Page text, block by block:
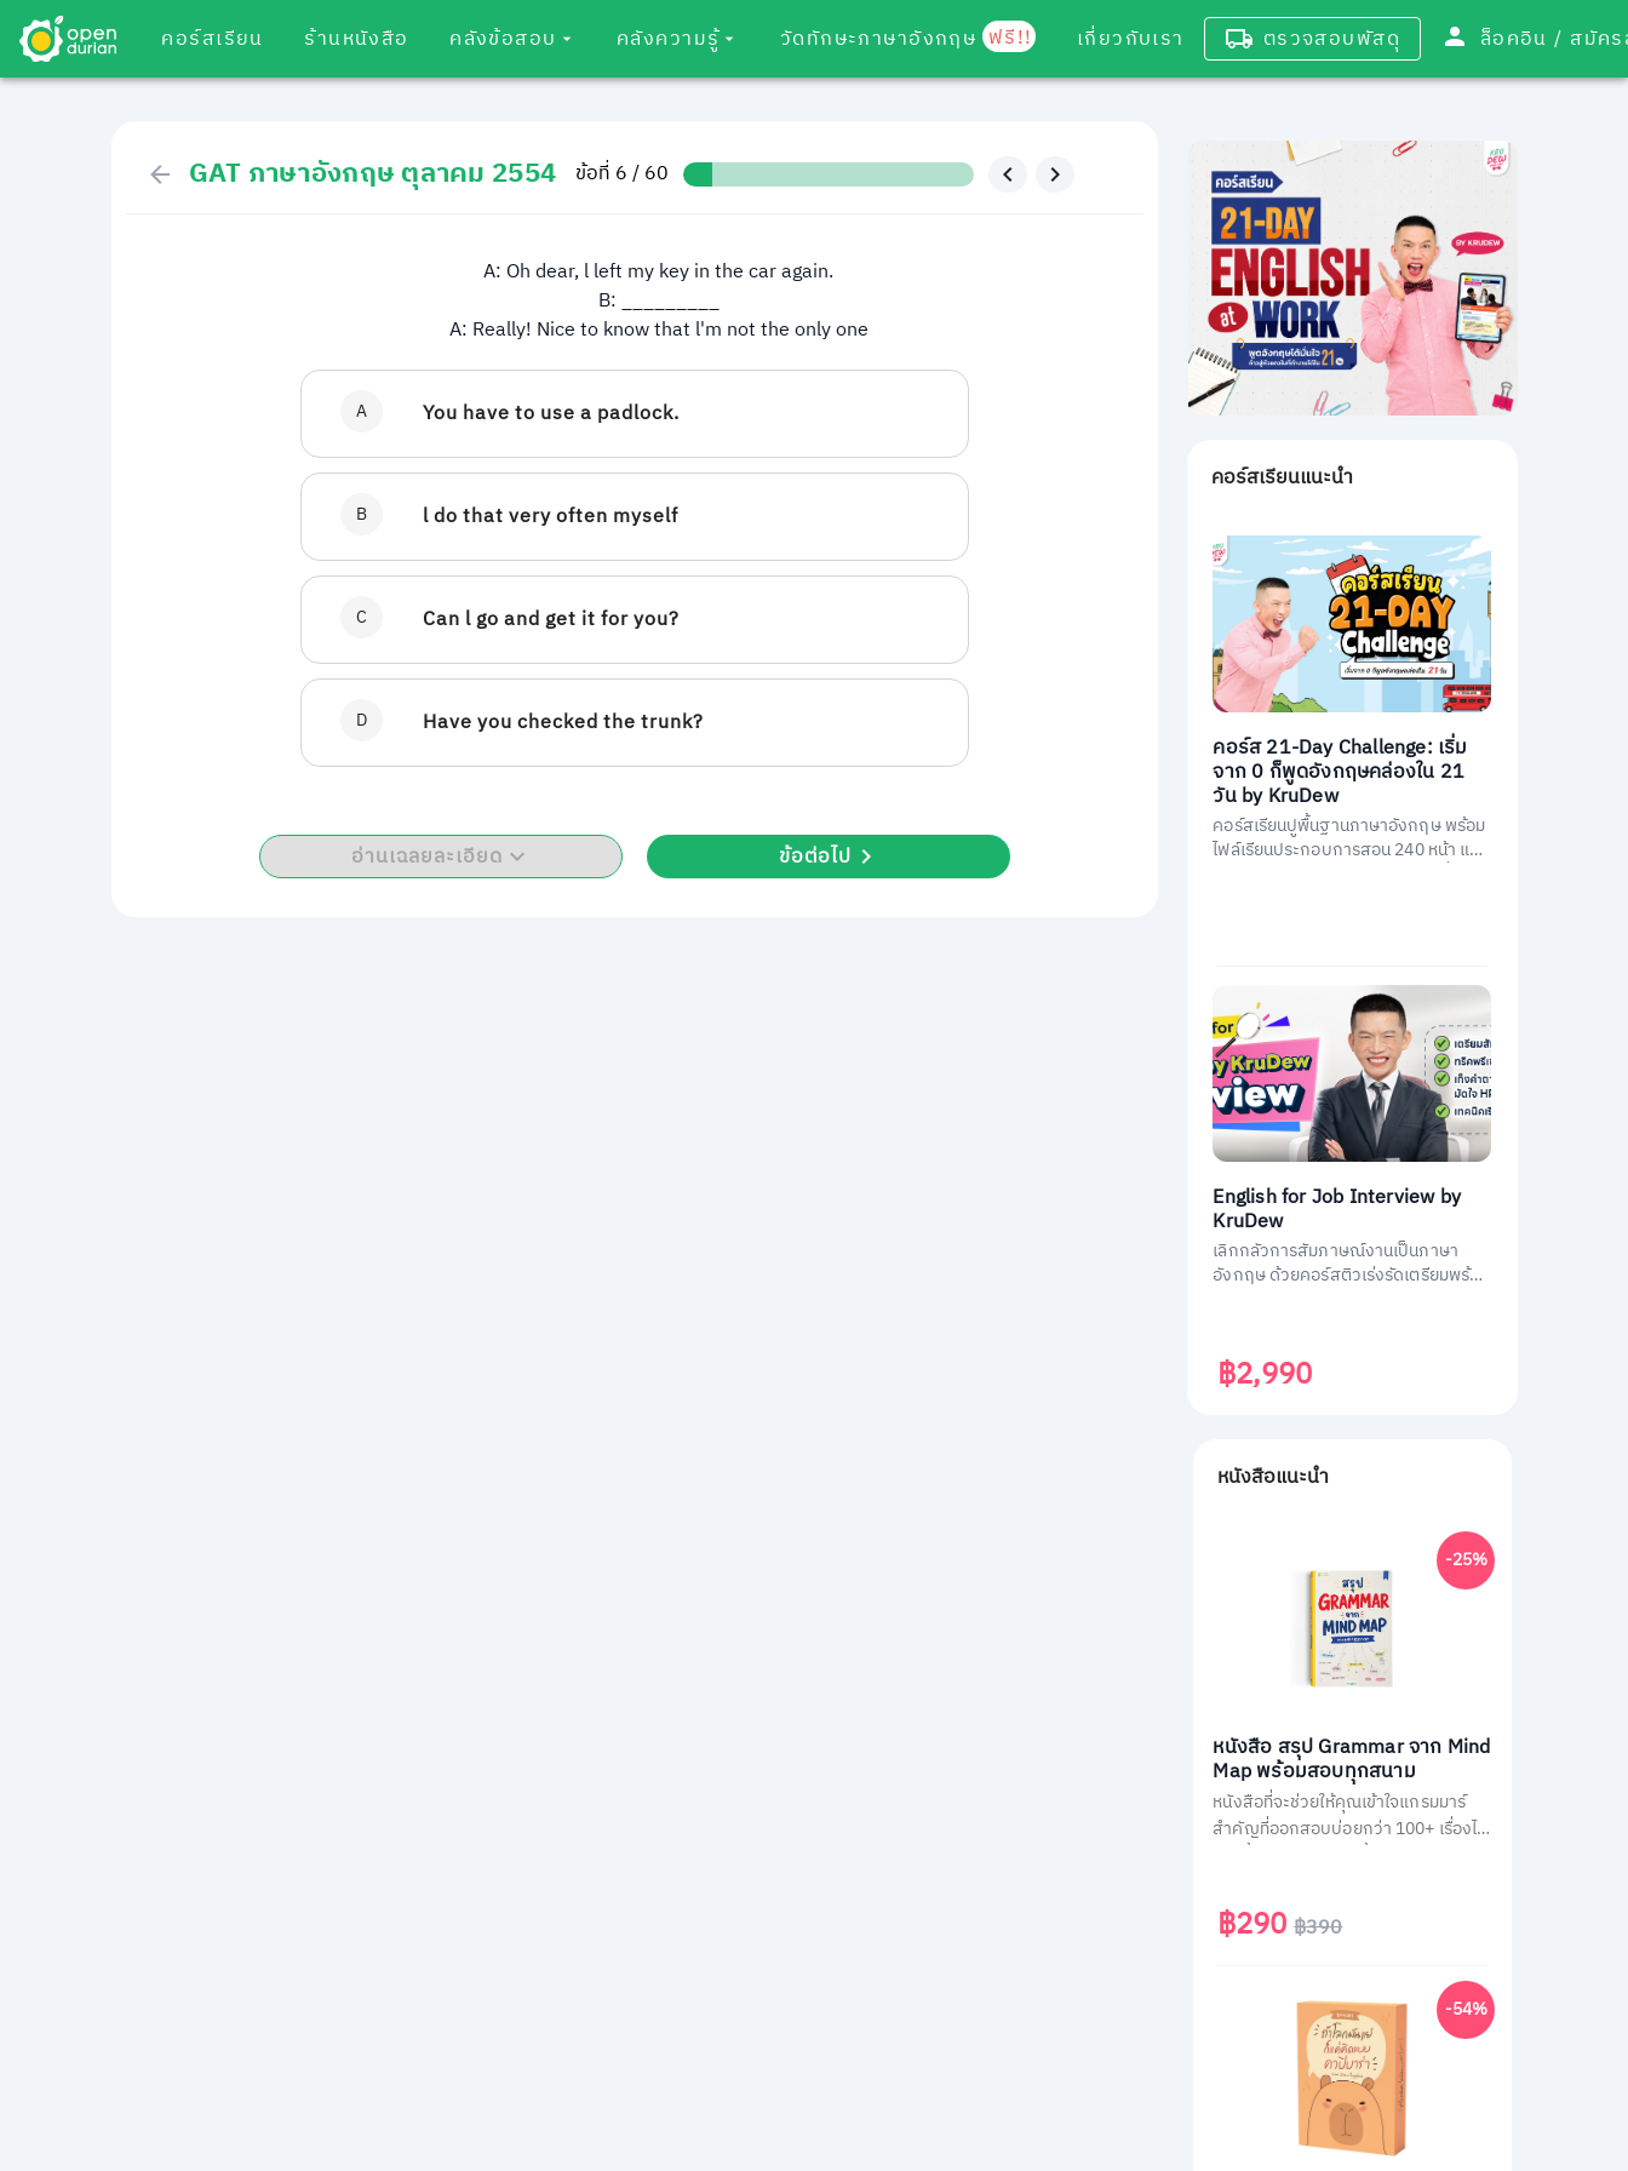
คอร์สเรียน ร้านหนังสือ คลังข้อสอบ คลังความรู้ วัดทักษะภาษาอังกฤษ ฟรี!! เกี่ยวกับเรา ตรวจสอบพัสดุ ล็อคอิน /
GAT ภาษาอังกฤษ ตุลาคม 2554 ข้อที่ 6 / 60
A: Oh dear, l left my key in the car again.
B: _________
A: Really! Nice to know that l'm not the only one
A You have to use a padlock.
B l do that very often myself
C Can l go and get it for you?
D Have you checked the trunk?
อ่านเฉลยละเอียด ข้อต่อไป
คอร์สเรียนแนะนำ
คอร์ส 21-Day Challenge: เริ่ม
จาก 0 ก็พูดอังกฤษคล่องใน 21
วัน by KruDew
คอร์สเรียนปูพื้นฐานภาษาอังกฤษ พร้อม
ไฟล์เรียนประกอบการสอน 240 หน้า และ
English for Job Interview by
KruDew
เลิกกลัวการสัมภาษณ์งานเป็นภาษา
อังกฤษ ด้วยคอร์สติวเร่งรัดเตรียมพร้อม
฿2,990
หนังสือแนะนำ
หนังสือ สรุป Grammar จาก Mind
Map พร้อมสอบทุกสนาม
หนังสือที่จะช่วยให้คุณเข้าใจแกรมมาร์
สำคัญที่ออกสอบบ่อยกว่า 100+ เรื่องได้
ที่มาพร้อมกับการคัดกรองเนื้อหาแยก
ตามสนามสอบ และแบบฝึกหัดทบทวน
-25%
฿290฿390
-54%